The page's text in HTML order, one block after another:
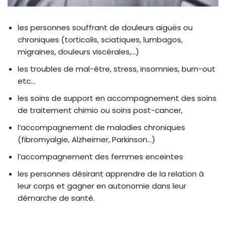
les personnes souffrant de douleurs aiguës ou
chroniques (torticolis, sciatiques, lumbagos,
migraines, douleurs viscérales,…)
les troubles de mal-être, stress, insomnies, burn-out
etc…
les soins de support en accompagnement des soins
de traitement chimio ou soins post-cancer,
l’accompagnement de maladies chroniques
(fibromyalgie, Alzheimer, Parkinson…)
l’accompagnement des femmes enceintes
les personnes désirant apprendre de la relation à
leur corps et gagner en autonomie dans leur
démarche de santé.